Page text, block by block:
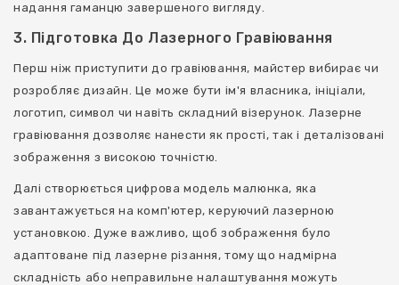
надання гаманцю завершеного вигляду.
3. Підготовка До Лазерного Гравіювання
Перш ніж приступити до гравіювання, майстер вибирає чи
розробляє дизайн. Це може бути ім'я власника, ініціали,
логотип, символ чи навіть складний візерунок. Лазерне
гравіювання дозволяє нанести як прості, так і деталізовані
зображення з високою точністю.
Далі створюється цифрова модель малюнка, яка
завантажується на комп'ютер, керуючий лазерною
установкою. Дуже важливо, щоб зображення було
адаптоване під лазерне різання, тому що надмірна
складність або неправильне налаштування можуть